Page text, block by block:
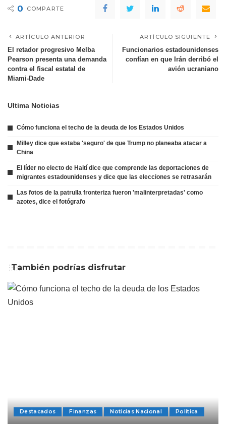
0 COMPARTE
ARTÍCULO ANTERIOR
El retador progresivo Melba
Pearson presenta una demanda
contra el fiscal estatal de
Miami-Dade
ARTÍCULO SIGUIENTE
Funcionarios estadounidenses
confían en que Irán derribó el
avión ucraniano
Ultima Noticias
Cómo funciona el techo de la deuda de los Estados Unidos
Milley dice que estaba 'seguro' de que Trump no planeaba atacar a
China
El líder no electo de Haití dice que comprende las deportaciones de
migrantes estadounidenses y dice que las elecciones se retrasarán
Las fotos de la patrulla fronteriza fueron 'malinterpretadas' como
azotes, dice el fotógrafo
También podrías disfrutar
Destacados Finanzas Noticias Nacional Politica